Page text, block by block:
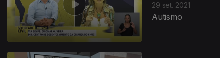
29 set. 2021
Autismo